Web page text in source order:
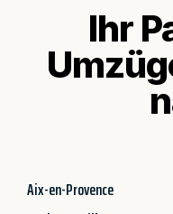
Ihr
Aix-en-Provence